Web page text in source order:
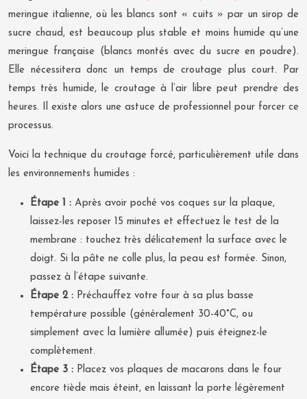
meringue italienne, où les blancs sont « cuits » par un sirop de
sucre chaud, est beaucoup plus stable et moins humide qu’une
meringue française (blancs montés avec du sucre en poudre).
Elle nécessitera donc un temps de croutage plus court. Par
temps très humide, le croutage à l’air libre peut prendre des
heures. Il existe alors une astuce de professionnel pour forcer ce
processus.
Voici la technique du croutage forcé, particulièrement utile dans
les environnements humides :
Étape 1 : Après avoir poché vos coques sur la plaque,
laissez-les reposer 15 minutes et effectuez le test de la
membrane : touchez très délicatement la surface avec le
doigt. Si la pâte ne colle plus, la peau est formée. Sinon,
passez à l’étape suivante.
Étape 2 : Préchauffez votre four à sa plus basse
température possible (généralement 30-40°C, ou
simplement avec la lumière allumée) puis éteignez-le
complètement.
Étape 3 : Placez vos plaques de macarons dans le four
encore tiède mais éteint, en laissant la porte légèrement